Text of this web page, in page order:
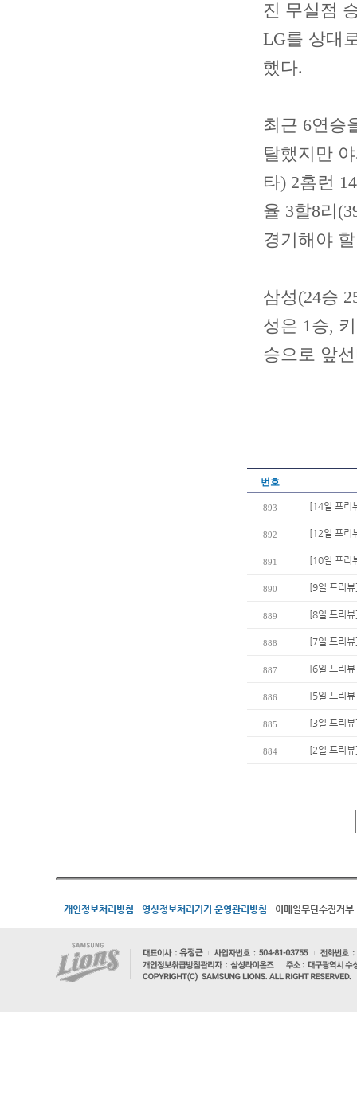
진 무실점
LG를 상대
했다.
최근 6연승
탈했지만
타) 2홈런
율 3할8리
경기해야
삼성(24승
성은 1승,
승으로 앞
번호
893 [14일 프리
892 [12일 프리
891 [10일 프리
890 [9일 프리
889 [8일 프리
888 [7일 프리
887 [6일 프리
886 [5일 프리
885 [3일 프리
884 [2일 프리
개인정보처리방침 영상정보처리기기 운영관리방침 이메일무단수집거부